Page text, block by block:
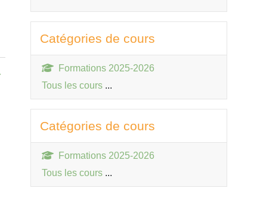
Catégories de cours
Formations 2025-2026
Tous les cours ...
Catégories de cours
Formations 2025-2026
Tous les cours ...